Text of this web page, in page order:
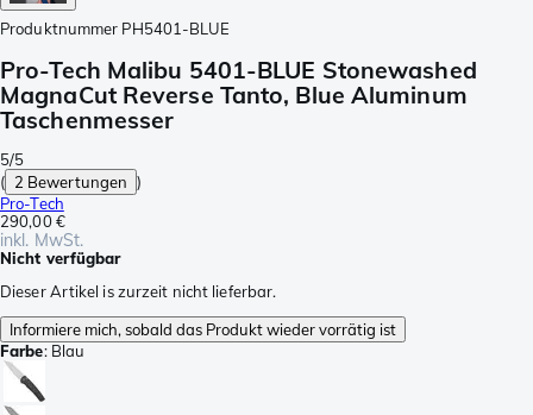
Produktnummer PH5401-BLUE
Pro-Tech Malibu 5401-BLUE Stonewashed
MagnaCut Reverse Tanto, Blue Aluminum
Taschenmesser
5/5
( 2 Bewertungen )
Pro-Tech
290,00 €
inkl. MwSt.
Nicht verfügbar
Dieser Artikel is zurzeit nicht lieferbar.
Informiere mich, sobald das Produkt wieder vorrätig ist
Farbe: Blau